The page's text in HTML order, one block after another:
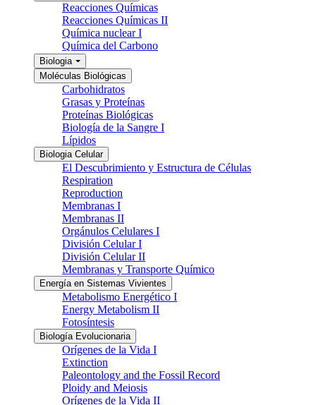
Reacciones Químicas
Reacciones Químicas II
Química nuclear I
Química del Carbono
Biologia
Moléculas Biológicas
Carbohidratos
Grasas y Proteínas
Proteínas Biológicas
Biología de la Sangre I
Lípidos
Biologia Celular
El Descubrimiento y Estructura de Células
Respiration
Reproduction
Membranas I
Membranas II
Orgánulos Celulares I
División Celular I
División Celular II
Membranas y Transporte Químico
Energía en Sistemas Vivientes
Metabolismo Energético I
Energy Metabolism II
Fotosíntesis
Biología Evolucionaria
Orígenes de la Vida I
Extinction
Paleontology and the Fossil Record
Ploidy and Meiosis
Orígenes de la Vida II